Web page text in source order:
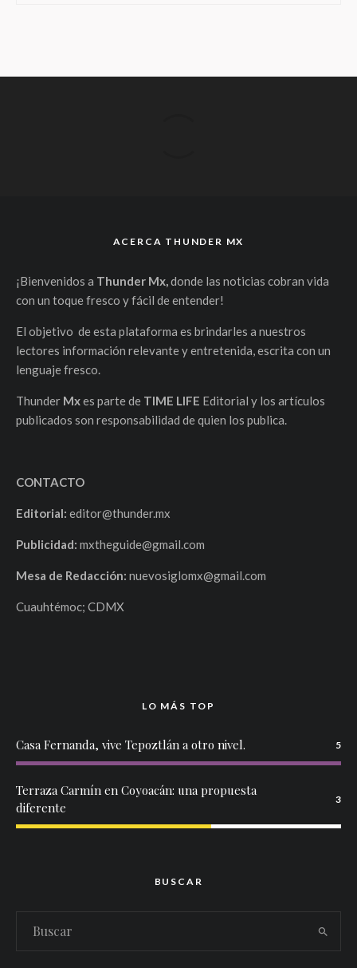
ACERCA THUNDER MX
¡Bienvenidos a Thunder Mx,donde las noticias cobran vida
con un toque fresco y fácil de entender!
El objetivo de esta plataforma es brindarles a nuestros
lectores información relevante y entretenida, escrita con un
lenguaje fresco.
Thunder Mxes parte de TIME LIFE Editorial y los artículos
publicados son responsabilidad de quien los publica.
CONTACTO
Editorial: editor@thunder.mx
Publicidad: mxtheguide@gmail.com
Mesa de Redacción: nuevosiglomx@gmail.com
Cuauhtémoc; CDMX
LO MÁS TOP
Casa Fernanda, vive Tepoztlán a otro nivel. 5
Terraza Carmín en Coyoacán: una propuesta
diferente
3
BUSCAR